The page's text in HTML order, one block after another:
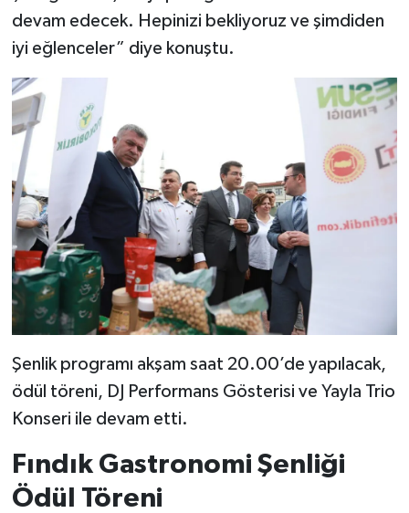
devam edecek. Hepinizi bekliyoruz ve şimdiden
iyi eğlenceler” diye konuştu.
Şenlik programı akşam saat 20.00’de yapılacak,
ödül töreni, DJ Performans Gösterisi ve Yayla Trio
Konseri ile devam etti.
Fındık Gastronomi Şenliği
Ödül Töreni